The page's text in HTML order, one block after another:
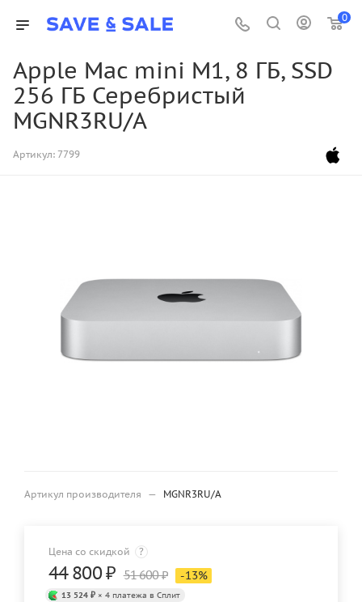
0
Apple Mac mini M1, 8 ГБ, SSD
256 ГБ Серебристый
MGNR3RU/A
Артикул: 7799
Артикул производителя — MGNR3RU/A
Цена со скидкой ?
44 800₽ 51 600₽ -13%
13 524 ₽ × 4 платежа в Сплит